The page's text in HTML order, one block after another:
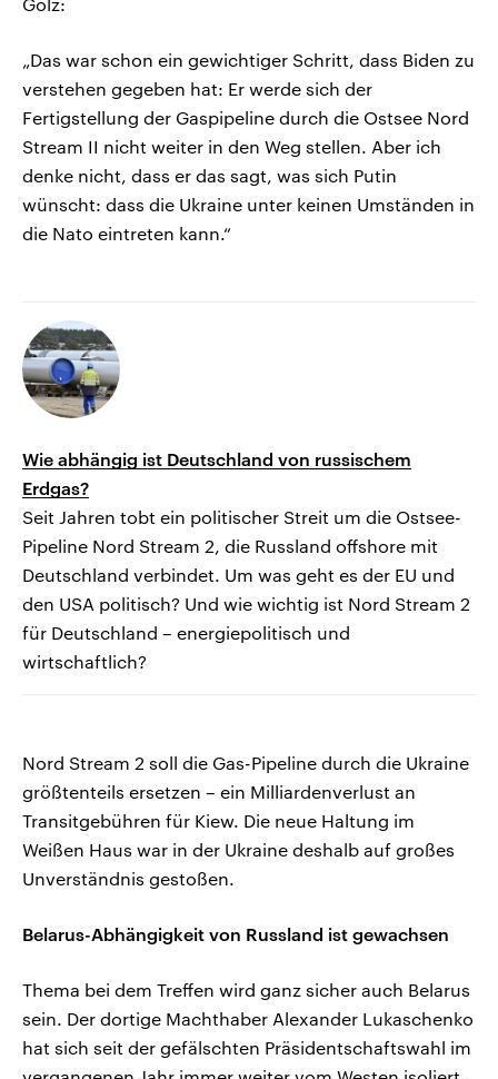
Golz:
„Das war schon ein gewichtiger Schritt, dass Biden zu
verstehen gegeben hat: Er werde sich der
Fertigstellung der Gaspipeline durch die Ostsee Nord
Stream II nicht weiter in den Weg stellen. Aber ich
denke nicht, dass er das sagt, was sich Putin
wünscht: dass die Ukraine unter keinen Umständen in
die Nato eintreten kann.“
Wie abhängig ist Deutschland von russischem
Erdgas?
Seit Jahren tobt ein politischer Streit um die Ostsee-
Pipeline Nord Stream 2, die Russland offshore mit
Deutschland verbindet. Um was geht es der EU und
den USA politisch? Und wie wichtig ist Nord Stream 2
für Deutschland – energiepolitisch und
wirtschaftlich?
Nord Stream 2 soll die Gas-Pipeline durch die Ukraine
größtenteils ersetzen – ein Milliardenverlust an
Transitgebühren für Kiew. Die neue Haltung im
Weißen Haus war in der Ukraine deshalb auf großes
Unverständnis gestoßen.
Belarus-Abhängigkeit von Russland ist gewachsen
Thema bei dem Treffen wird ganz sicher auch Belarus
sein. Der dortige Machthaber Alexander Lukaschenko
hat sich seit der gefälschten Präsidentschaftswahl im